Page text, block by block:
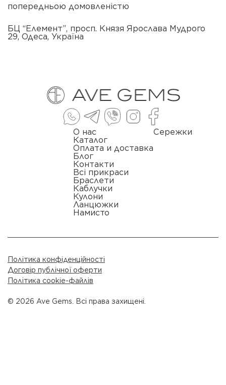
попередньою домовленістю
БЦ “Елемент”, просп. Князя Ярослава Мудрого
29, Одеса, Україна
О нас
Каталог
Оплата и доставка
Блог
Контакти
Всі прикраси
Браслети
Каблучки
Кулони
Ланцюжки
Намисто
Сережки
© 2026 Ave Gems. Всі права захищені.
Політика конфіденційності
Договір публічної оферти
Політика cookie-файлів